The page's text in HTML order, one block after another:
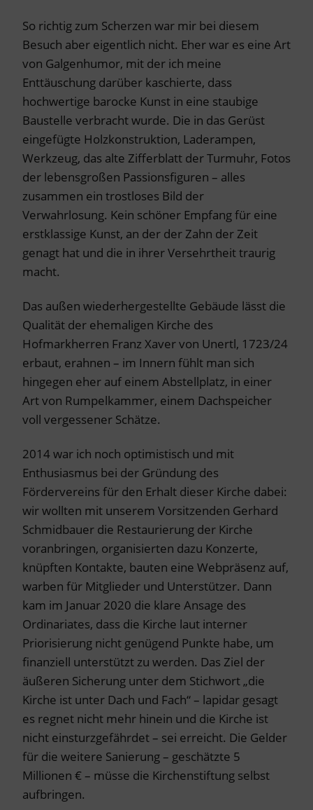
So richtig zum Scherzen war mir bei diesem
Besuch aber eigentlich nicht. Eher war es eine Art
von Galgenhumor, mit der ich meine
Enttäuschung darüber kaschierte, dass
hochwertige barocke Kunst in eine staubige
Baustelle verbracht wurde. Die in das Gerüst
eingefügte Holzkonstruktion, Laderampen,
Werkzeug, das alte Zifferblatt der Turmuhr, Fotos
der lebensgroßen Passionsfiguren – alles
zusammen ein trostloses Bild der
Verwahrlosung. Kein schöner Empfang für eine
erstklassige Kunst, an der der Zahn der Zeit
genagt hat und die in ihrer Versehrtheit traurig
macht.
Das außen wiederhergestellte Gebäude lässt die
Qualität der ehemaligen Kirche des
Hofmarkherren Franz Xaver von Unertl, 1723/24
erbaut, erahnen – im Innern fühlt man sich
hingegen eher auf einem Abstellplatz, in einer
Art von Rumpelkammer, einem Dachspeicher
voll vergessener Schätze.
2014 war ich noch optimistisch und mit
Enthusiasmus bei der Gründung des
Fördervereins für den Erhalt dieser Kirche dabei:
wir wollten mit unserem Vorsitzenden Gerhard
Schmidbauer die Restaurierung der Kirche
voranbringen, organisierten dazu Konzerte,
knüpften Kontakte, bauten eine Webpräsenz auf,
warben für Mitglieder und Unterstützer. Dann
kam im Januar 2020 die klare Ansage des
Ordinariates, dass die Kirche laut interner
Priorisierung nicht genügend Punkte habe, um
finanziell unterstützt zu werden. Das Ziel der
äußeren Sicherung unter dem Stichwort „die
Kirche ist unter Dach und Fach“ – lapidar gesagt
es regnet nicht mehr hinein und die Kirche ist
nicht einsturzgefährdet – sei erreicht. Die Gelder
für die weitere Sanierung – geschätzte 5
Millionen € – müsse die Kirchenstiftung selbst
aufbringen.